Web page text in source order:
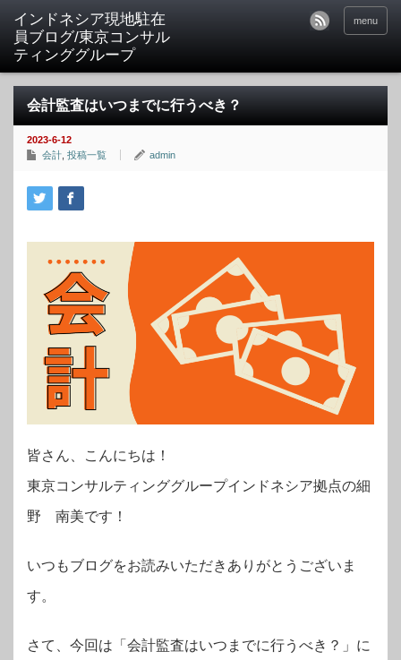
menu
会計監査はいつまでに行うべき？
2023-6-12
会計 投稿一覧 admin
皆さん、こんにちは！
東京コンサルティンググループインドネシア拠点の細
野 南美です！
いつもブログをお読みいただきありがとうございま
す。
さて、今回は「会計監査はいつまでに行うべき？」に